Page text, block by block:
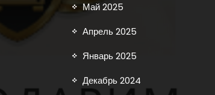
Май 2025
Апрель 2025
Январь 2025
Декабрь 2024